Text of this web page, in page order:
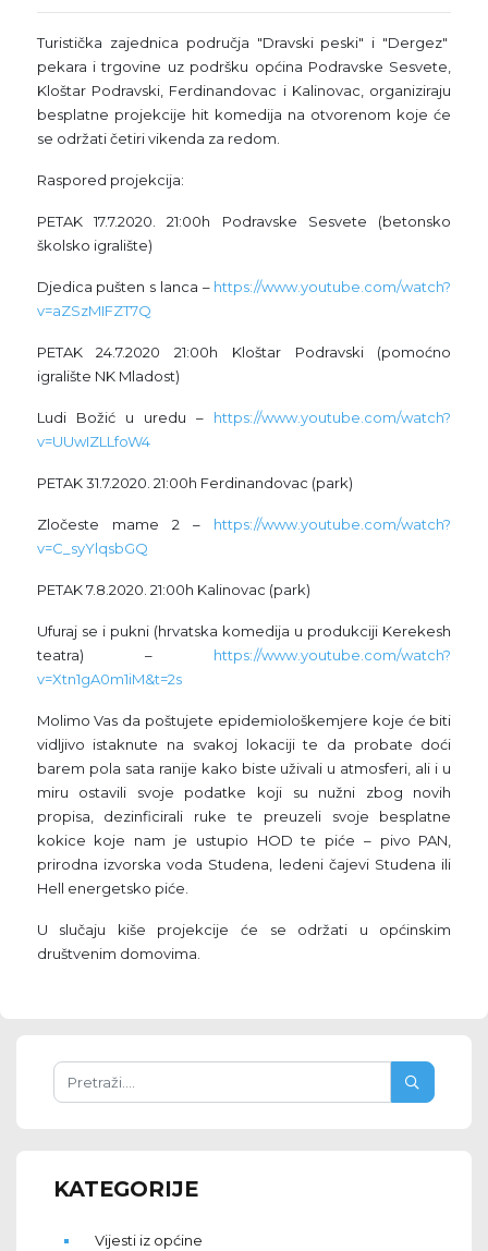
Turistička zajednica područja "Dravski peski" i "Dergez"
pekara i trgovine uz podršku općina Podravske Sesvete,
Kloštar Podravski, Ferdinandovac i Kalinovac, organiziraju
besplatne projekcije hit komedija na otvorenom koje će
se održati četiri vikenda za redom.
Raspored projekcija:
PETAK 17.7.2020. 21:00h Podravske Sesvete (betonsko
školsko igralište)
Djedica pušten s lanca – https://www.youtube.com/watch?
v=aZSzMIFZT7Q
PETAK 24.7.2020 21:00h Kloštar Podravski (pomoćno
igralište NK Mladost)
Ludi Božić u uredu – https://www.youtube.com/watch?
v=UUwIZLLfoW4
PETAK 31.7.2020. 21:00h Ferdinandovac (park)
Zločeste mame 2 – https://www.youtube.com/watch?
v=C_syYlqsbGQ
PETAK 7.8.2020. 21:00h Kalinovac (park)
Ufuraj se i pukni (hrvatska komedija u produkciji Kerekesh
teatra) – https://www.youtube.com/watch?
v=Xtn1gA0m1iM&t=2s
Molimo Vas da poštujete epidemiološkemjere koje će biti
vidljivo istaknute na svakoj lokaciji te da probate doći
barem pola sata ranije kako biste uživali u atmosferi, ali i u
miru ostavili svoje podatke koji su nužni zbog novih
propisa, dezinficirali ruke te preuzeli svoje besplatne
kokice koje nam je ustupio HOD te piće – pivo PAN,
prirodna izvorska voda Studena, ledeni čajevi Studena ili
Hell energetsko piće.
U slučaju kiše projekcije će se održati u općinskim
društvenim domovima.
KATEGORIJE
Vijesti iz općine